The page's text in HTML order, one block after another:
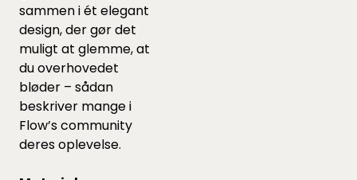
sammen i ét elegant
design, der gør det
muligt at glemme, at
du overhovedet
bløder – sådan
beskriver mange i
Flow’s community
deres oplevelse.